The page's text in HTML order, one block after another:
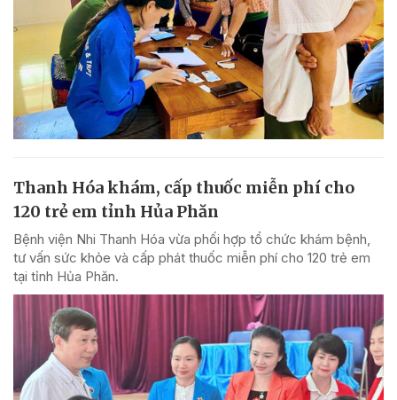
Thanh Hóa khám, cấp thuốc miễn phí cho
120 trẻ em tỉnh Hủa Phăn
Bệnh viện Nhi Thanh Hóa vừa phối hợp tổ chức khám bệnh,
tư vấn sức khỏe và cấp phát thuốc miễn phí cho 120 trẻ em
tại tỉnh Hủa Phăn.